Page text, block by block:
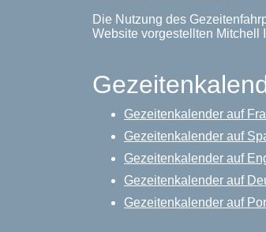
Die Nutzung des
Website vorgestellten Mitchell
Gezeitenkalender auf
Gezeitenkalender auf
Gezeitenkalender auf
Gezeitenkalender auf
Gezeitenkalender auf